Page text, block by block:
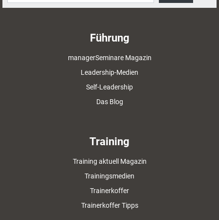
Führung
managerSeminare Magazin
Leadership-Medien
Self-Leadership
Das Blog
Training
Training aktuell Magazin
Trainingsmedien
Trainerkoffer
Trainerkoffer Tipps